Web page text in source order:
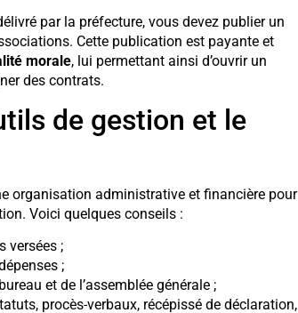
par la préfecture, vous devez publier un
Cette publication est payante et
morale, lui permettant ainsi d’ouvrir un
des contrats.
de gestion et le
organisation administrative et financière pour
Voici quelques conseils :
versées ;
;
et de l’assemblée générale ;
procès-verbaux, récépissé de déclaration,